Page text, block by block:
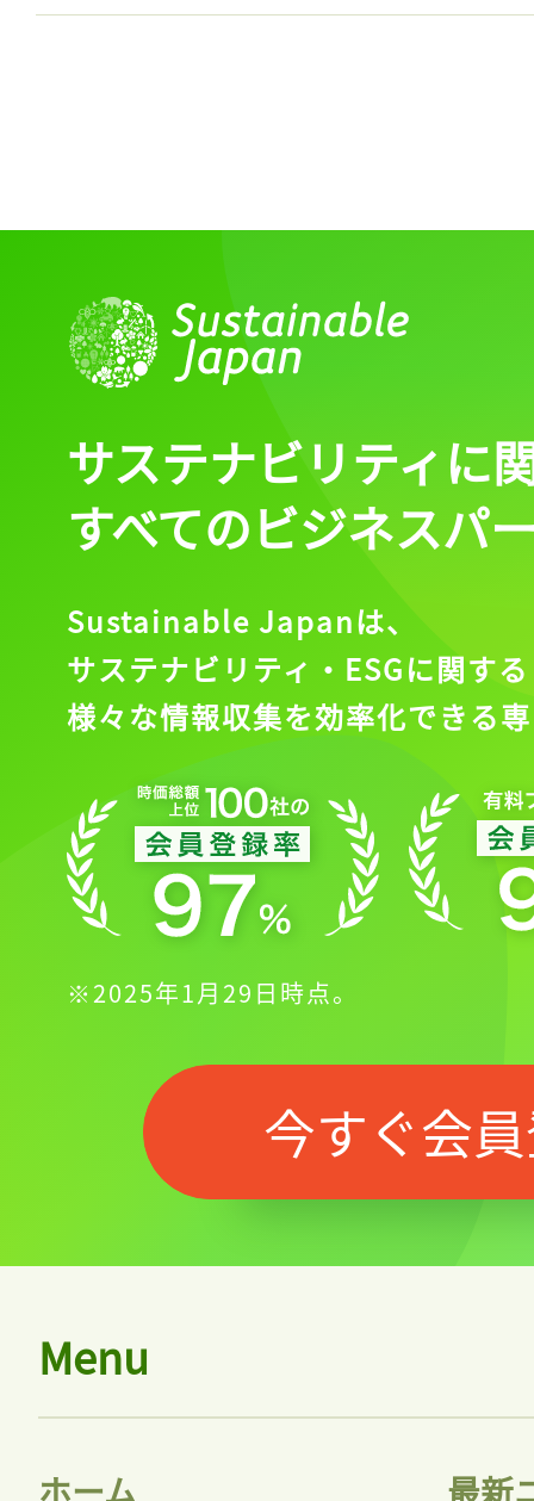
サステナビリティに
すべてのビジネスパ
Sustainable Japanは、
サステナビリティ・ESGに関する
様々な情報収集を効率化できる
※2025年1月29日時点。
今すぐ会
Menu
ホーム 最新